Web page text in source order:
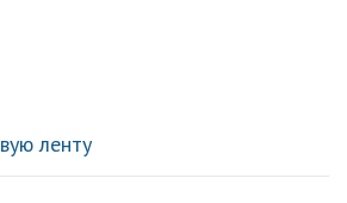
ленту